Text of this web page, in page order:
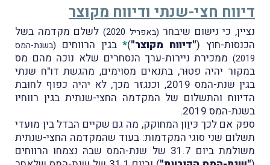
דיווח חצי-שנתי ודיווח מקוצר
נציין, כי נישום שיבחר (באפריל 2020)
לשלם מקדמה בשל
הכנסות-חוץ ("דיווח מקוצר")
*בגין הרווחים (בשנת-המס
2019)
ממכירת ניירות-ערך הנסחרים שלא נוכה מהם מס
במקור יהיה פטוּר, בתנאים מסוימים, מהגשת דו"ח שנתי
בגין שנת-המס 2019, וכנגזר מכך, לא יהיה כפוף לחובת
הדיווח והתשלום של המקדמה החצי-שנתית בגין רווחיו
בשנת-המס 2019.
ספק אם לכך כּיוֵון המחוקק, מה גם שקיים הבדל בין מועדי
תשלום שני סוגי המקדמות: בעוד שהמקדמה החצי-שנתית
משולמת ביום 31.7 של שנת-המס שבהּ נצמחו הרווחים